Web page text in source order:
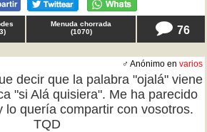
)
Menuda chorrada
(1070) 76
♂ Anónimo en varios
decir que la palabra "ojalá" viene
"si Alá quisiera". Me ha parecido
lo quería compartir con vosotros.
TQD